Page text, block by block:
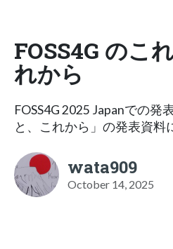
FOSS4G のこ
れから
FOSS4G 2025 Japanでの発
と、これから」の発表資料
wata909
October 14, 2025